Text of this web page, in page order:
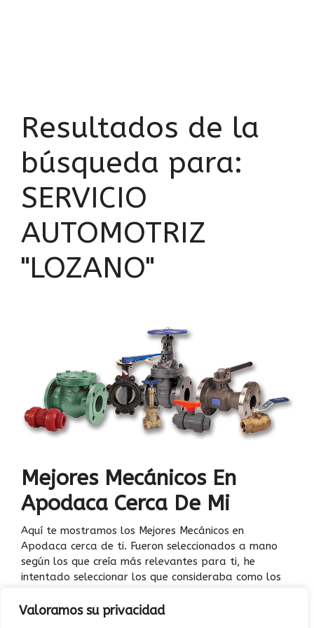
Valoramos su privacidad
Resultados de la
búsqueda para:
SERVICIO
AUTOMOTRIZ
"LOZANO"
Mejores Mecánicos En
Apodaca Cerca De Mi
Aquí te mostramos los Mejores Mecánicos en
Apodaca cerca de ti. Fueron seleccionados a mano
según los que creía más relevantes para ti, he
intentado seleccionar los que consideraba como los